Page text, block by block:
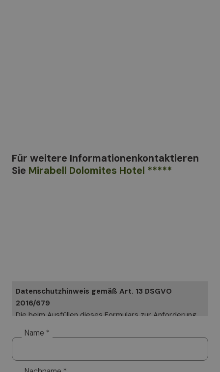
Für weitere Informationenkontaktieren
Sie Mirabell Dolomites Hotel *****
Datenschutzhinweis gemäß Art. 13 DSGVO
2016/679
Die beim Ausfüllen dieses Formulars zur Anforderung
Papierform und elektronisch verarbeitet. Ihre Daten
Anfragen zu beantworten. Ihre Daten werden aber
Name *